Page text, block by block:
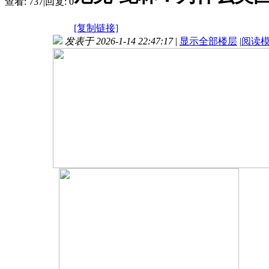
[复制链接]
发表于 2026-1-14 22:47:17 | 显示全部楼层 |阅读